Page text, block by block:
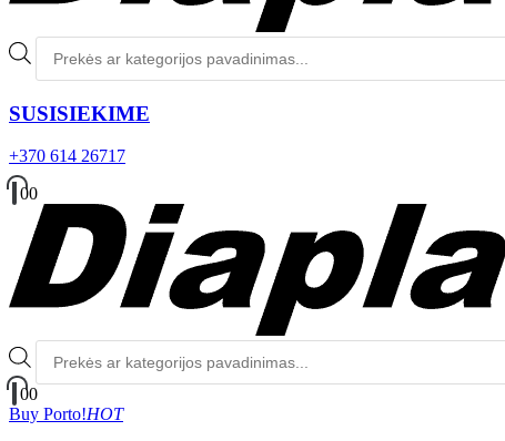
Produktų
paieška
SUSISIEKIME
+370 614 26717
00
Produktų
paieška
00
Buy Porto!HOT